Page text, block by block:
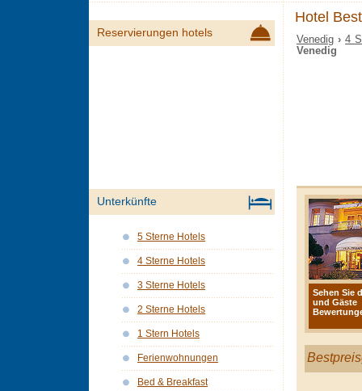
Hotel
Venedig ›4
Venedig
Sehen Sie
und Gäste
Bewertunge
Reservierungen hotels
Unterkünfte
5 Sterne Hotels
4 Sterne Hotels
3 Sterne Hotels
2 Sterne Hotels
1 Stern Hotels
Ferienwohnungen
Bed & Breakfast